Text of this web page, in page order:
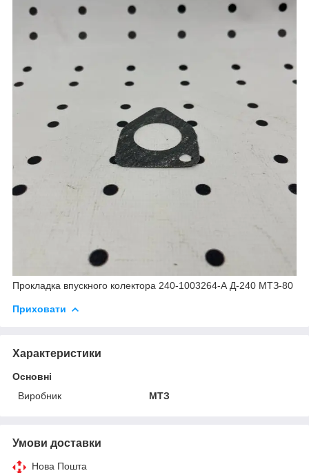
Прокладка впускного колектора 240-1003264-А Д-240 МТЗ-80
Приховати
Характеристики
Основні
Виробник
МТЗ
Умови доставки
Нова Пошта